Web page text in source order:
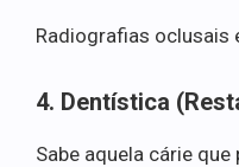
Radiografias oclusais
4. Dentística
Sabe aquela cárie